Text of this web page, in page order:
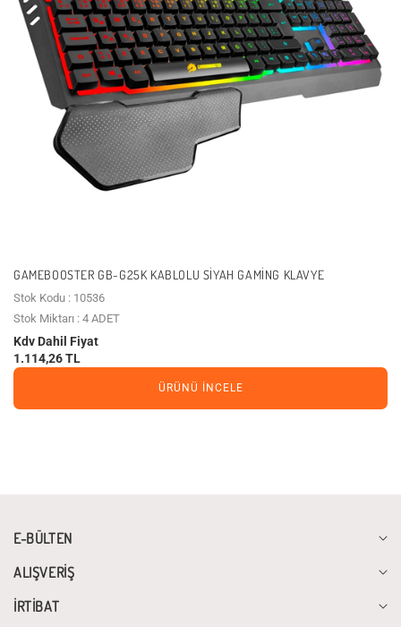
GAMEBOOSTER GB-G25K KABLOLU SIYAH GAMING KLAVYE
Stok Kodu : 10536
Stok Miktarı : 4 ADET
Kdv Dahil Fiyat
1.114,26 TL
ÜRÜNÜ İNCELE
E-BÜLTEN
ALIŞVERİŞ
İRTİBAT